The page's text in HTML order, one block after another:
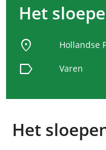
Het
location_on Hollandse
label Varen
Het